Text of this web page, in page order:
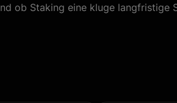
ob Staking eine kluge langfristige